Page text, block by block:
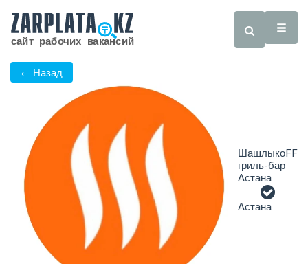
← Назад
ШашлыкоFF
гриль-бар
Астана
Астана